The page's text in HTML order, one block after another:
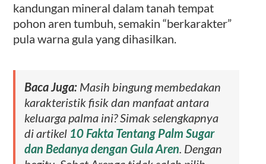
kandungan mineral dalam tanah tempat
pohon aren tumbuh, semakin “berkarakter”
pula warna gula yang dihasilkan.
Baca Juga: Masih bingung membedakan
karakteristik fisik dan manfaat antara
keluarga palma ini? Simak selengkapnya
di artikel 10 Fakta Tentang Palm Sugar
dan Bedanya dengan Gula Aren . Dengan